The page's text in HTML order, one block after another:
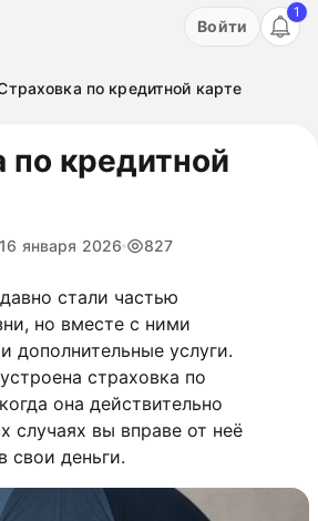
пробный период на 3 дня!
Войти
1
по кредитной карте
по кредитной
16 января 2026 827
стали частью
но вместе с ними
дополнительные услуги.
страховка по
она действительно
случаях вы вправе от неё
свои деньги.